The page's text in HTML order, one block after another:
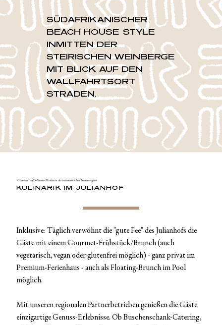
SÜDAFRIKANISCHER
BEACH HOUSE STYLE
INMITTEN DER
STEIRISCHEN WEINBERGE
MIT BLICK AUF DEN
WALLFAHRTSORT
STRADEN.
"Gourmet" auf 5-Sterne-Niveau in der österreichischen Genussregion
KULINARIK IM JULIANHOF
Inklusive: Täglich verwöhnt die "gute Fee" des Julianhofs die
Gäste mit einem Gourmet-Frühstück/Brunch (auch
vegetarisch, vegan oder glutenfrei möglich) - ganz privat im
Premium-Ferienhaus - auch als Floating-Brunch im Pool
möglich.
Mit unseren regionalen Partnerbetrieben genießen die Gäste
einzigartige Genuss-Erlebnisse. Ob Buschenschank-Catering,